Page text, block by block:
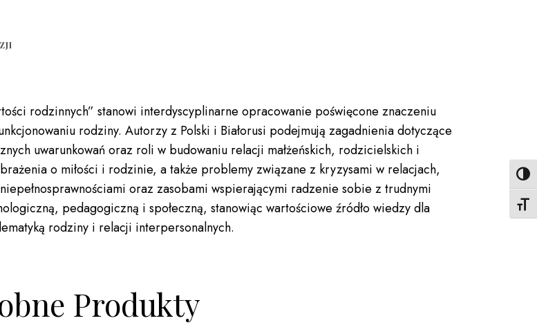
rodzinnych” stanowi interdyscyplinarne opracowanie poświęcone znaczeniu
rodziny. Autorzy z Polski i Białorusi podejmują zagadnienia dotyczące
uwarunkowań oraz roli w budowaniu relacji małżeńskich, rodzicielskich i
o miłości i rodzinie, a także problemy związane z kryzysami w relacjach,
oraz zasobami wspierającymi radzenie sobie z trudnymi
pedagogiczną i społeczną, stanowiąc wartościowe źródło wiedzy dla
rodziny i relacji interpersonalnych.
Produkty